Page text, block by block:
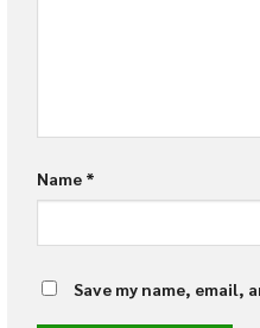
Name *
Save my name, email,